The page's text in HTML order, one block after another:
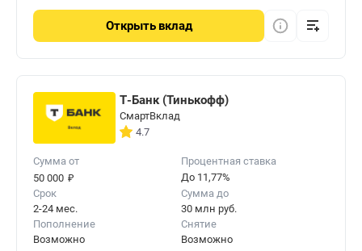
Открыть вклад
Т-Банк (Тинькофф)
СмартВклад
4.7
Сумма от
50 000 ₽
Процентная ставка
До 11,77%
Срок
2-24 мес.
Сумма до
30 млн руб.
Пополнение
Возможно
Снятие
Возможно